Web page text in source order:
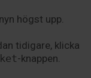
högst upp.
tidigare, klicka
-knappen.